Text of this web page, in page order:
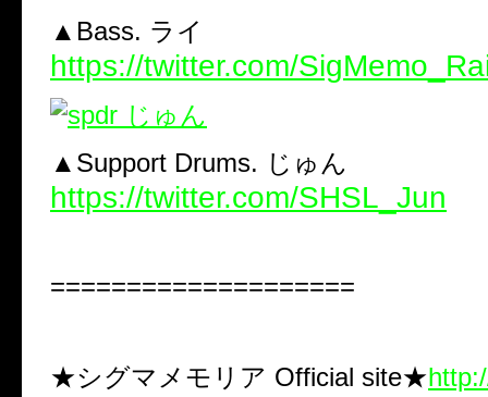
▲Bass. ライ
https://twitter.com/
▲Support Drums. じゅん
https://twitter.com/SHSL_Jun
====================
★シグマメモリア Official site★